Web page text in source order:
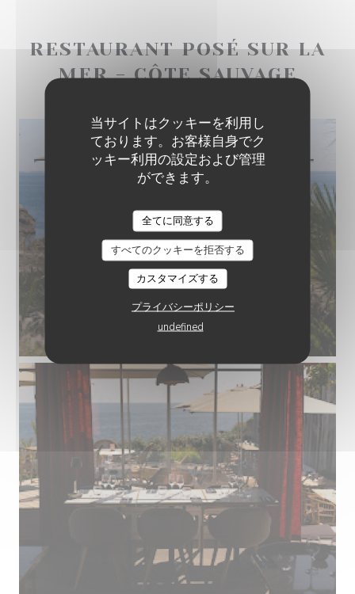
当サイトはクッキーを利用し
ております。お客様自身でク
ッキー利用の設定および管理
ができます。
全てに同意する
すべてのクッキーを拒否する
カスタマイズする
プライバシーポリシー
undefined
RESTAURANT POSÉ SUR LA
MER - CÔTE SAUVAGE